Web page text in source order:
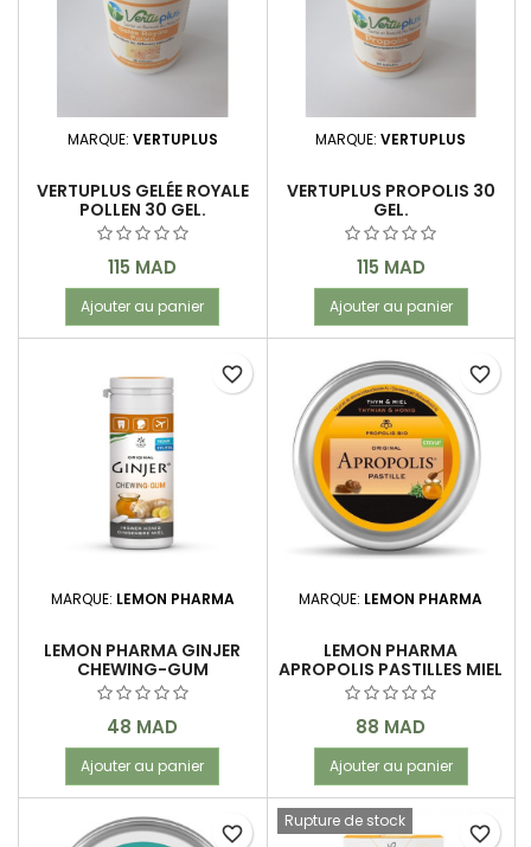
MARQUE: VERTUPLUS
VERTUPLUS GELÉE ROYALE
POLLEN 30 GEL.
Prix
115 MAD
Ajouter au panier
MARQUE:VERTUPLUS
VERTUPLUS PROPOLIS 30
GEL.
Prix
115 MAD
Ajouter au panier
MARQUE: LEMON PHARMA
LEMON PHARMA GINJER
CHEWING-GUM
GINGEMBRE MIEL 30 G
Prix
48 MAD
Ajouter au panier
favorite_border
MARQUE: LEMON PHARMA
LEMON PHARMA
APROPOLIS PASTILLES MIEL
& THYM 40 G
Prix
88 MAD
Ajouter au panier
favorite_border
favorite_border
Rupture de stock
favorite_border